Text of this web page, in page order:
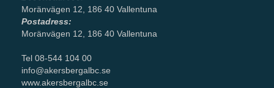
Moränvägen 12, 186 40 Vallentuna
Postadress:
Moränvägen 12, 186 40 Vallentuna
Tel 08-544 104 00
info@akersbergalbc.se
www.akersbergalbc.se